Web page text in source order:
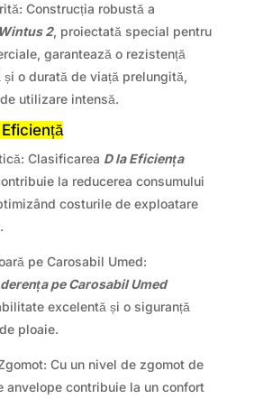
Construcția robustă a
2, proiectată special pentru
garantează o rezistență
o durată de viață prelungită,
utilizare intensă.
Clasificarea D la Eficiența
la reducerea consumului
costurile de exploatare
pe Carosabil Umed:
pe Carosabil Umed
excelentă și o siguranță
ploaie.
Cu un nivel de zgomot de
anvelope contribuie la un confort